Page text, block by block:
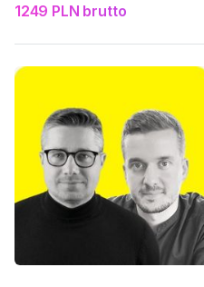
1249 PLN brutto